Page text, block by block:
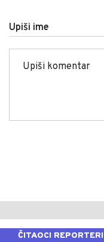
Upiši ime
ČITAOCI REPORTERI